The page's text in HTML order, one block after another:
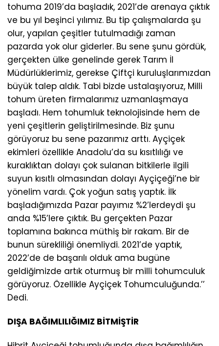
tohuma 2019’da başladık, 2021’de arenaya çıktık
ve bu yıl beşinci yılımız. Bu tip çalışmalarda şu
olur, yapılan çeşitler tutulmadığı zaman
pazarda yok olur giderler. Bu sene şunu gördük,
gerçekten ülke genelinde gerek Tarım İl
Müdürlüklerimiz, gerekse Çiftçi kuruluşlarımızdan
büyük talep aldık. Tabi bizde ustalaşıyoruz, Milli
tohum üreten firmalarımız uzmanlaşmaya
başladı. Hem tohumluk teknolojisinde hem de
yeni çeşitlerin geliştirilmesinde. Biz şunu
görüyoruz bu sene pazarımız arttı. Ayçiçek
ekimleri özellikle Anadolu’da su kısıtlılığı ve
kuraklıktan dolayı çok sulanan bitkilerle ilgili
suyun kısıtlı olmasından dolayı Ayçiçeği’ne bir
yönelim vardı. Çok yoğun satış yaptık. İlk
başladığımızda Pazar payımız %2’lerdeydi şu
anda %15’lere çıktık. Bu gerçekten Pazar
toplamına bakınca müthiş bir rakam. Bir de
bunun sürekliliği önemliydi. 2021’de yaptık,
2022’de de başarılı olduk ama bugüne
geldiğimizde artık oturmuş bir milli tohumculuk
görüyoruz. Özellikle Ayçiçek Tohumculuğunda.’’
Dedi.
DIŞA BAĞIMLILIĞIMIZ BİTMİŞTİR